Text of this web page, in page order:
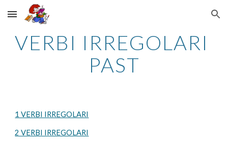
Skip to main content Skip to navigation
VERBI IRREGOLARI
PAST
1 VERBI IRREGOLARI
2 VERBI IRREGOLARI